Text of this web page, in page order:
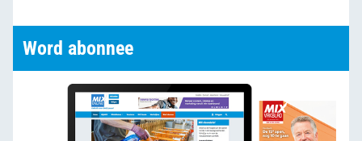
Word abonnee